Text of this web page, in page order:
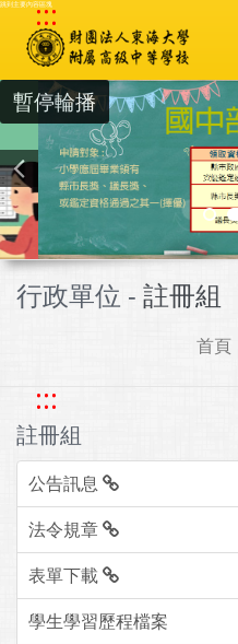
跳到主要內容區塊
:::
暫停輪播
行政單位 - 註冊組
首頁
:::
註冊組
公告訊息
法令規章
表單下載
學生學習歷程檔案